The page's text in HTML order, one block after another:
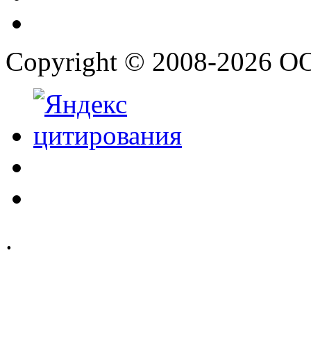
Copyright © 2008-2026
.